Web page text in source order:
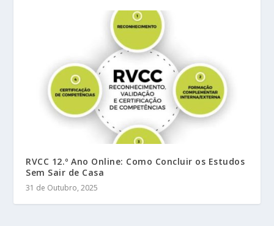
RVCC 12.º Ano Online: Como Concluir os Estudos
Sem Sair de Casa
31 de Outubro, 2025